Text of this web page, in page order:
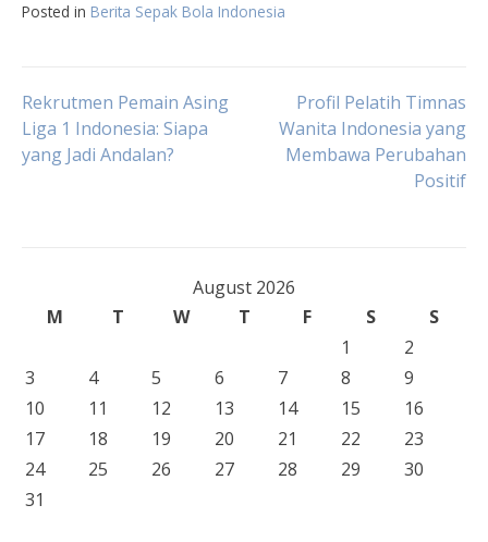
Posted in Berita Sepak Bola Indonesia
Post
navigation
Rekrutmen Pemain Asing
Liga 1 Indonesia: Siapa
yang Jadi Andalan?
Profil Pelatih Timnas
Wanita Indonesia yang
Membawa Perubahan
Positif
August 2026
M
T W T F S
S
1
2
3
4 5 6 7 8
9
10
11 12 13 14 15
16
17
18 19 20 21 22
23
24
25 26 27 28 29
30
31